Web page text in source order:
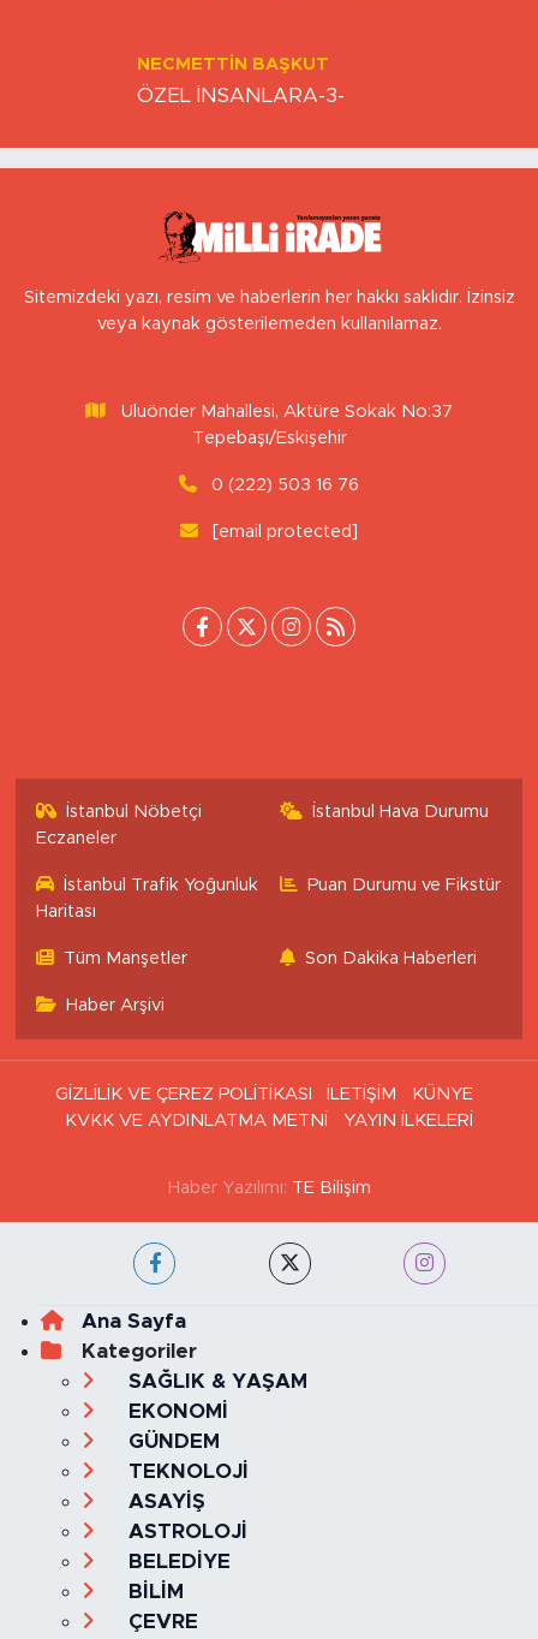
NECMETTIN BAŞKUT
ÖZEL İNSANLARA-3-
Sitemizdeki yazı, resim ve haberlerin her hakkı saklıdır. İzinsiz
veya kaynak gösterilemeden kullanılamaz.
Uluönder Mahallesi, Aktüre Sokak No:37
Tepebaşı/Eskişehir
0 (222) 503 16 76
[email protected]
İstanbul Nöbetçi
Eczaneler
İstanbul Hava Durumu
İstanbul Trafik Yoğunluk
Haritası
Puan Durumu ve Fikstür
Tüm Manşetler Son Dakika Haberleri
Haber Arşivi
GİZLİLİK VE ÇEREZ POLİTİKASI İLETİŞİM
KÜNYE
KVKK VE AYDINLATMA METNİ
YAYIN İLKELERİ
Haber Yazılımı: TE Bilişim
Ana Sayfa
Kategoriler
SAĞLIK & YAŞAM
EKONOMİ
GÜNDEM
TEKNOLOJİ
ASAYİŞ
ASTROLOJİ
BELEDİYE
BİLİM
ÇEVRE